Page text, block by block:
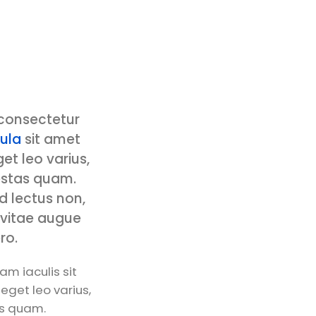
sit amet
leo varius,
quam.
lectus non,
augue
iaculis sit
leo varius,
quam.